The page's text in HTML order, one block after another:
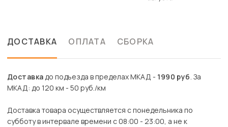
ДОСТАВКА ОПЛАТА СБОРКА
Доставкадо подъезда в пределах МКАД - 1990 руб. За
МКАД: до 120 км - 50 руб./км
Доставка товара осуществляется с понедельника по
субботу в интервале времени с 08:00 - 23:00, а не к